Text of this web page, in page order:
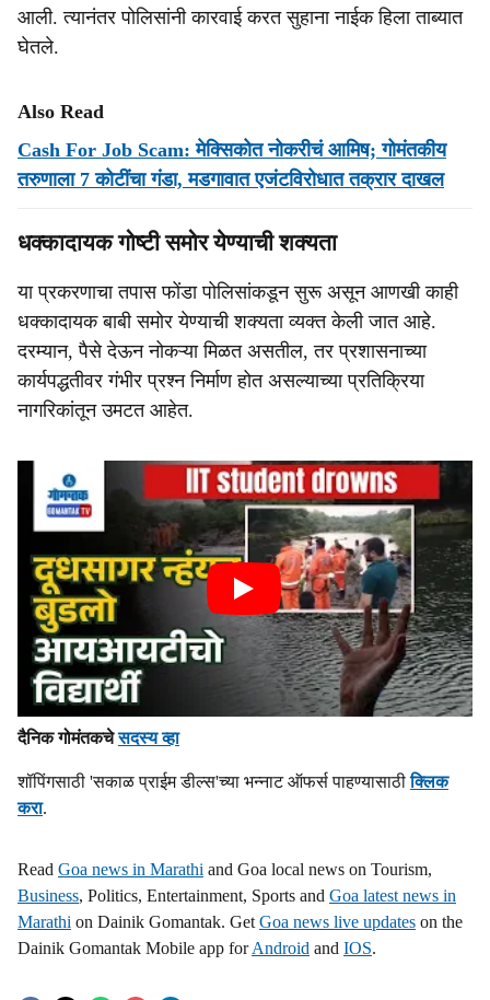
आली. त्यानंतर पोलिसांनी कारवाई करत सुहाना नाईक हिला ताब्यात
घेतले.
Also Read
Cash For Job Scam: मेक्सिकोत नोकरीचं आमिष; गोमंतकीय
तरुणाला 7 कोटींचा गंडा, मडगावात एजंटविरोधात तक्रार दाखल
धक्कादायक गोष्‍टी समोर येण्याची शक्‍यता
या प्रकरणाचा तपास फोंडा पोलिसांकडून सुरू असून आणखी काही
धक्कादायक बाबी समोर येण्याची शक्यता व्यक्त केली जात आहे.
दरम्‍यान, पैसे देऊन नोकऱ्या मिळत असतील, तर प्रशासनाच्या
कार्यपद्धतीवर गंभीर प्रश्न निर्माण होत असल्याच्या प्रतिक्रिया
नागरिकांतून उमटत आहेत.
दैनिक गोमंतकचेसदस्य व्हा
शॉपिंगसाठी 'सकाळ प्राईम डील्स'च्या भन्नाट ऑफर्स पाहण्यासाठीक्लिक
करा.
Read Goa news in Marathi and Goa local news on Tourism,
Business, Politics, Entertainment, Sports and Goa latest news in
Marathi on Dainik Gomantak. Get Goa news live updates on the
Dainik Gomantak Mobile app forAndroid and IOS.